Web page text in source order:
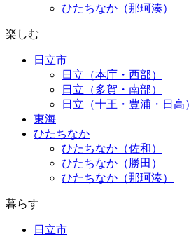
ひたちなか（那珂湊）
楽しむ
日立市
日立（本庁・西部）
日立（多賀・南部）
日立（十王・豊浦・日高）
東海
ひたちなか
ひたちなか（佐和）
ひたちなか（勝田）
ひたちなか（那珂湊）
暮らす
日立市